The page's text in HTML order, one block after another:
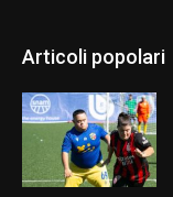
Articoli popolari